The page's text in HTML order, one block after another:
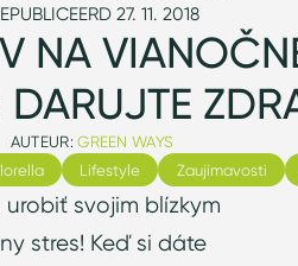
27. 11. 2018
NA
DARUJTE
AUTEUR:GREEN WAYS
Lifestyle Zaujímavosti
svojim blízkym
stres! Keď si dáte